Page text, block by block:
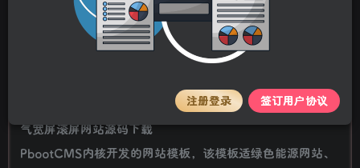
stalker
2年前更新
(PC+WAP)pbootcms绿色能源节能环保类 企业网站模板大
气宽屏滚屏网站源码下载
PbootCMS内核开发的网站模板，该模板适绿色能源网站、
注册登录 签订用户协议